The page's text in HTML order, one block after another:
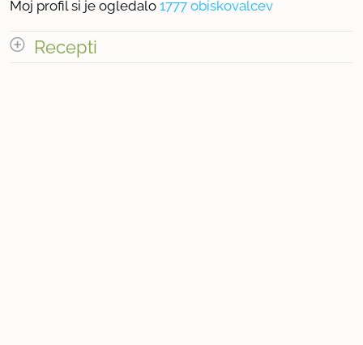
Moj profil si je ogledalo 1777 obiskovalcev
Recepti